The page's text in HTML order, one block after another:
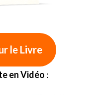
le Livre
en Vidéo :